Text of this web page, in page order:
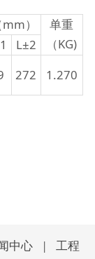
）
单重
（KG)
L±2
272 1.270
中心| 工程